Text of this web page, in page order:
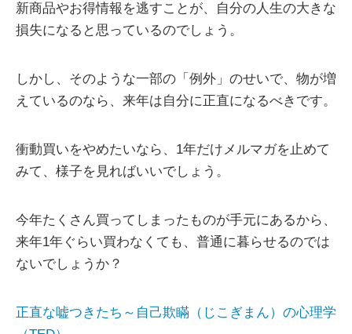
新商品やお得情報を逃すことが、自分の人生の大きな
損失になると思っているのでしょう。
しかし、そのような一部の「例外」のせいで、物が増
えているのなら、来年は自分に正直になるべきです。
衝動買いをやめたいなら、1年だけメルマガを止めて
みて、様子を見ればいいでしょう。
今年たくさん買ってしまったものが手元にあるから、
来年1年ぐらい買わなくても、普通に暮らせるのでは
ないでしょうか？
正直な嘘つきたち～自己欺瞞（じこぎまん）の心理学